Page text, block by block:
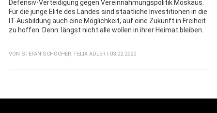
Defensiv-Verteidigung gegen Vereinnahmungspolitik Moskaus.
Für die junge Elite des Landes sind staatliche Investitionen in die
IT-Ausbildung auch eine Möglichkeit, auf eine Zukunft in Freiheit
zu hoffen. Denn: längst nicht alle wollen in ihrer Heimat bleiben.
VON STEFAN SCHOCHER, FELIX ADLER | 03.02.2020